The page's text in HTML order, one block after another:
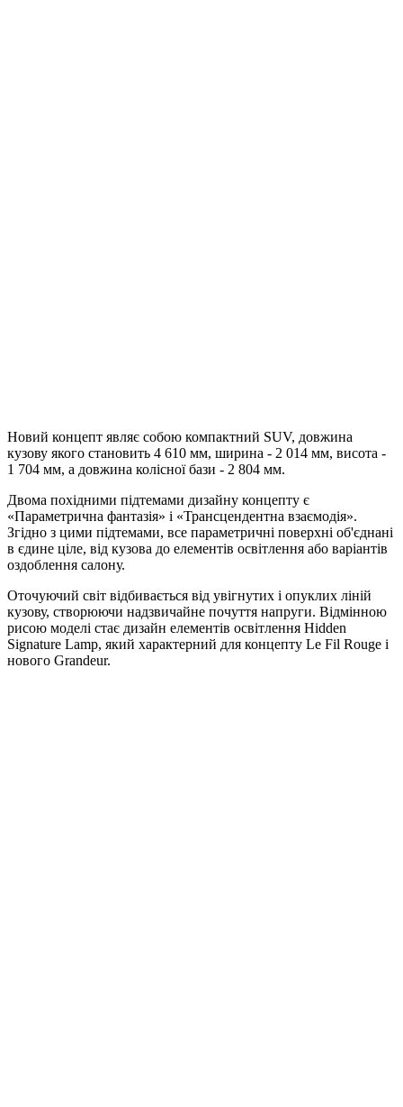
Новий концепт являє собою компактний SUV, довжина
кузову якого становить 4 610 мм, ширина - 2 014 мм, висота -
1 704 мм, а довжина колісної бази - 2 804 мм.
Двома похідними підтемами дизайну концепту є
«Параметрична фантазія» і «Трансцендентна взаємодія».
Згідно з цими підтемами, все параметричні поверхні об'єднані
в єдине ціле, від кузова до елементів освітлення або варіантів
оздоблення салону.
Оточуючий світ відбивається від увігнутих і опуклих ліній
кузову, створюючи надзвичайне почуття напруги. Відмінною
рисою моделі стає дизайн елементів освітлення Hidden
Signature Lamp, який характерний для концепту Le Fil Rouge і
нового Grandeur.